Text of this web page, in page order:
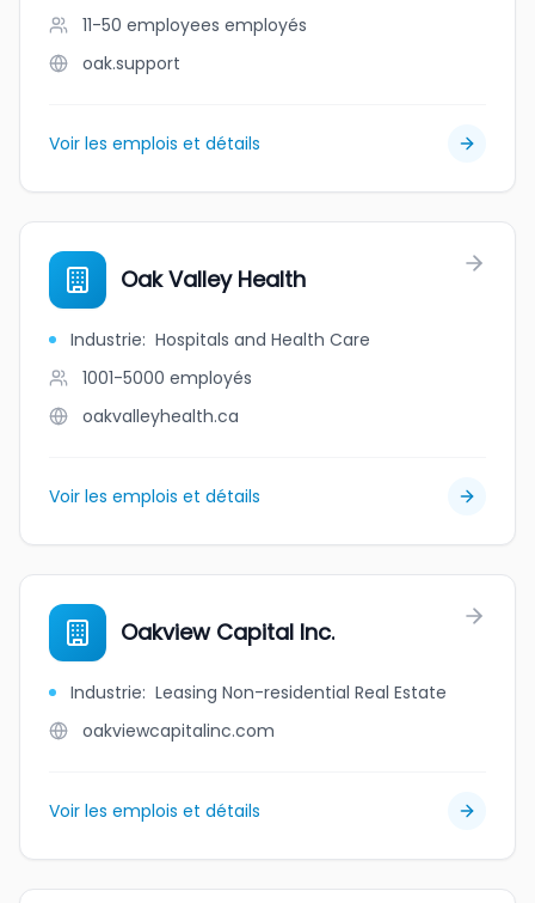
11-50 employees employés
oak.support
Voir les emplois et détails
Oak Valley Health
Industrie: Hospitals and Health Care
1001-5000 employés
oakvalleyhealth.ca
Voir les emplois et détails
Oakview Capital Inc.
Industrie: Leasing Non-residential Real Estate
oakviewcapitalinc.com
Voir les emplois et détails